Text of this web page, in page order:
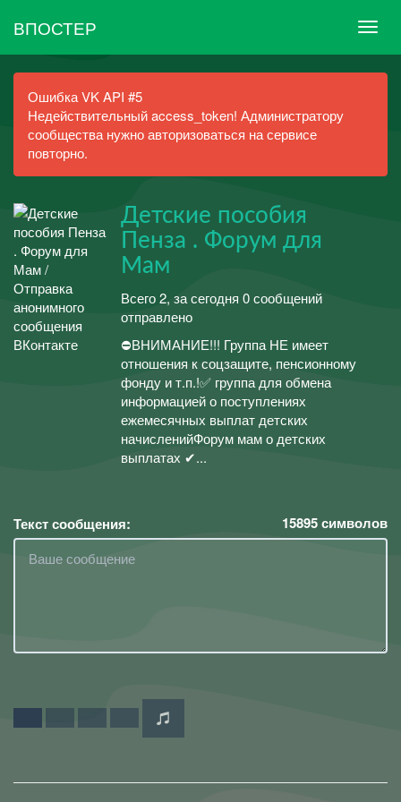
ВПОСТЕР
Ошибка VK API #5
Недействительный access_token! Администратору
сообщества нужно авторизоваться на сервисе
повторно.
Детские пособия
Пенза . Форум для
Мам
Всего 2, за сегодня 0 сообщений
отправлено
⛔ВНИМАНИЕ!!! Группа НЕ имеет
отношения к соцзащите, пенсионному
фонду и т.п.!✅ группа для обмена
информацией о поступлениях
ежемесячных выплат детских
начисленийФорум мам о детских
выплатах ✔...
Текст сообщения: 15895символов